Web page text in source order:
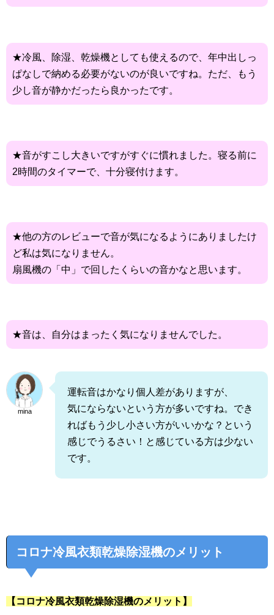
★冷風、除湿、乾燥機としても使えるので、年中出しっ
ぱなしで納める必要がないのが良いですね。ただ、もう
少し音が静かだったら良かったです。
★音がすこし大きいですがすぐに慣れました。寝る前に
2時間のタイマーで、十分寝付けます。
★他の方のレビューで音が気になるようにありましたけ
ど私は気になりません。
扇風機の「中」で回したくらいの音かなと思います。
★音は、自分はまったく気になりませんでした。
mina
運転音はかなり個人差がありますが、
気にならないという方が多いですね。でき
ればもう少し小さい方がいいかな？という
感じでうるさい！と感じている方は少ない
です。
コロナ冷風衣類乾燥除湿機のメリット
【コロナ冷風衣類乾燥除湿機のメリット】